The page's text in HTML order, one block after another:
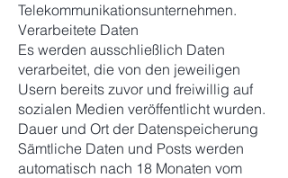
Telekommunikationsunternehmen.
Verarbeitete Daten
Es werden ausschließlich Daten
verarbeitet, die von den jeweiligen
Usern bereits zuvor und freiwillig auf
sozialen Medien veröffentlicht wurden.
Dauer und Ort der Datenspeicherung
Sämtliche Daten und Posts werden
automatisch nach 18 Monaten vom